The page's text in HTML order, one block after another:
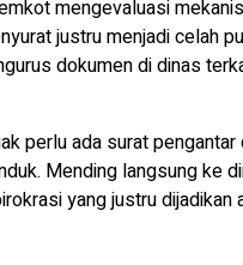
mengevaluasi
justru menjadi celah
dokumen di dinas
perlu ada surat pengantar
Mending langsung ke
yang justru dijadikan